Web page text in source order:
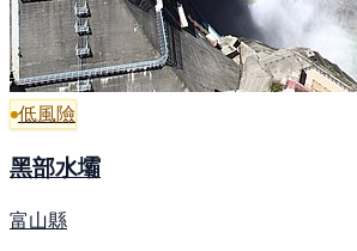
低風險
黑部水壩
富山縣